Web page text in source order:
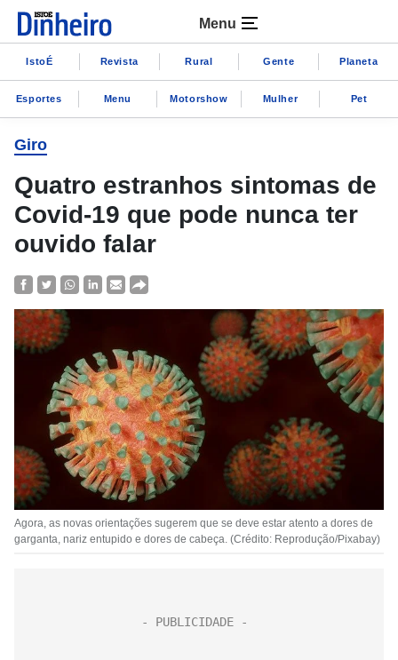
Menu
IstoÉ Revista Rural Gente Planeta
Esportes Menu Motorshow Mulher Pet
Giro
Quatro estranhos sintomas de
Covid-19 que pode nunca ter
ouvido falar
Agora, as novas orientações sugerem que se deve estar atento a dores de
garganta, nariz entupido e dores de cabeça. (Crédito: Reprodução/Pixabay)